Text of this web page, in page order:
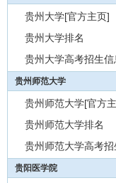
贵州大学[官方主页]
贵州大学排名
贵州大学高考招生信
贵州师范大学
贵州师范大学[官方
贵州师范大学排名
贵州师范大学高考招
贵阳医学院